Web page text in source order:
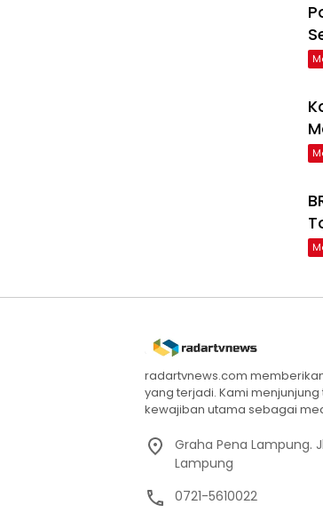
radartvnews.com
yang terjadi. Kami
kewajiban utama sebagai
Graha Pena Lampung.
Lampung
0721-5610022